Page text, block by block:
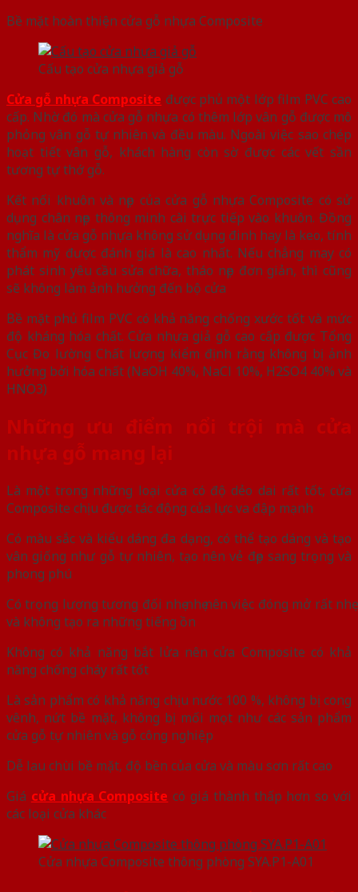
Bề mặt hoàn thiện cửa gỗ nhựa Composite
Cấu tạo cửa nhựa giả gỗ
Cửa gỗ nhựa Composite được phủ một lớp film PVC cao
cấp. Nhờ đó mà cửa gỗ nhựa có thêm lớp vân gỗ được mô
phỏng vân gỗ tự nhiên và đều màu. Ngoài việc sao chép
hoạt tiết vân gỗ, khách hàng còn sờ được các vết sần
tương tự thớ gỗ.
Kết nối khuôn và nẹp của cửa gỗ nhựa Composite có sử
dụng chân nẹp thông minh cài trực tiếp vào khuôn. Đồng
nghĩa là cửa gỗ nhựa không sử dụng đinh hay là keo, tính
thẩm mỹ được đánh giá là cao nhất. Nếu chẳng may có
phát sinh yêu cầu sửa chữa, tháo nẹp đơn giản, thì cũng
sẽ không làm ảnh hưởng đến bộ cửa
Bề mặt phủ film PVC có khả năng chống xước tốt và mức
độ kháng hóa chất. Cửa nhựa giả gỗ cao cấp được Tổng
Cục Đo lường Chất lượng kiểm định rằng không bị ảnh
hưởng bởi hóa chất (NaOH 40%, NaCl 10%, H2SO4 40% và
HNO3)
Những ưu điểm nổi trội mà cửa
nhựa gỗ mang lại
Là một trong những loại cửa có độ dẻo dai rất tốt, cửa
Composite chịu được tác động của lực va đập mạnh
Có màu sắc và kiểu dáng đa dạng, có thể tạo dáng và tạo
vân giống như gỗ tự nhiên, tạo nên vẻ đẹp sang trọng và
phong phú
Có trọng lượng tương đối nhẹ nhẹ nên việc đóng mở rất nhẹ
và không tạo ra những tiếng ồn
Không có khả năng bắt lửa nên cửa Composite có khả
năng chống cháy rất tốt
Là sản phẩm có khả năng chịu nước 100 %, không bị cong
vênh, nứt bề mặt, không bị mối mọt như các sản phẩm
cửa gỗ tự nhiên và gỗ công nghiệp
Dễ lau chùi bề mặt, độ bền của cửa và màu sơn rất cao
Giá cửa nhựa Composite có giá thành thấp hơn so với
các loại cửa khác
Cửa nhựa Composite thông phòng SYA.P1-A01